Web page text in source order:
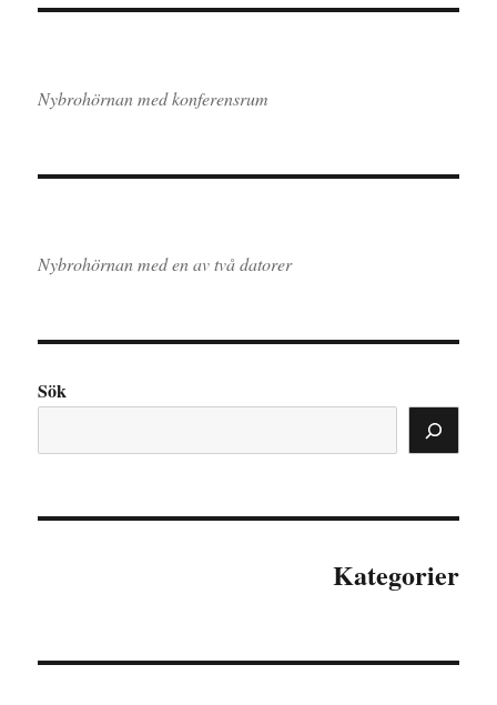
Nybrohörnan med konferensrum
Nybrohörnan med en av två datorer
Sök
Kategorier